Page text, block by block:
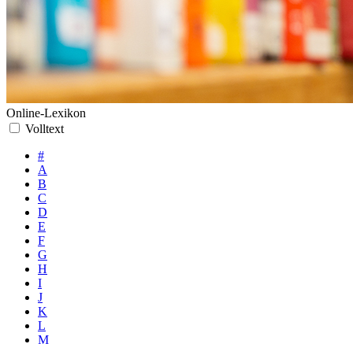
Online-Lexikon
Volltext
#
A
B
C
D
E
F
G
H
I
J
K
L
M